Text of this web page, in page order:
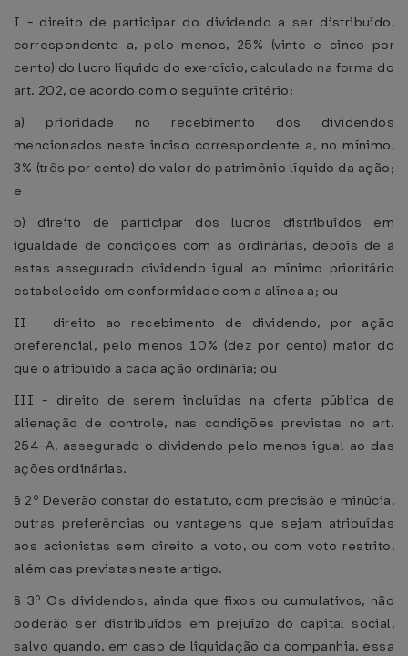
I - direito de participar do dividendo a ser distribuído,
correspondente a, pelo menos, 25% (vinte e cinco por
cento) do lucro líquido do exercício, calculado na forma do
art. 202, de acordo com o seguinte critério:
a) prioridade no recebimento dos dividendos
mencionados neste inciso correspondente a, no mínimo,
3% (três por cento) do valor do patrimônio líquido da ação;
e
b) direito de participar dos lucros distribuídos em
igualdade de condições com as ordinárias, depois de a
estas assegurado dividendo igual ao mínimo prioritário
estabelecido em conformidade com a alínea a; ou
II - direito ao recebimento de dividendo, por ação
preferencial, pelo menos 10% (dez por cento) maior do
que o atribuído a cada ação ordinária; ou
III - direito de serem incluídas na oferta pública de
alienação de controle, nas condições previstas no art.
254-A, assegurado o dividendo pelo menos igual ao das
ações ordinárias.
§ 2º Deverão constar do estatuto, com precisão e minúcia,
outras preferências ou vantagens que sejam atribuídas
aos acionistas sem direito a voto, ou com voto restrito,
além das previstas neste artigo.
§ 3º Os dividendos, ainda que fixos ou cumulativos, não
poderão ser distribuídos em prejuízo do capital social,
salvo quando, em caso de liquidação da companhia, essa